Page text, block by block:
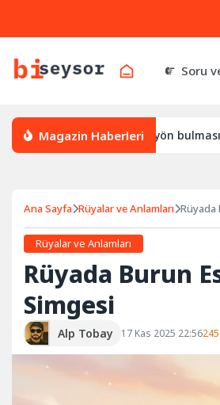
Soru
Magazin Haberleri
bulur, leylek yön bulması,
Ana Sayfa Rüyalar ve Anlamları Rüyada
Rüyalar ve Anlamları
Rüyada Burun
Simgesi
Alp Tobay 17 Kas 2025 22:56